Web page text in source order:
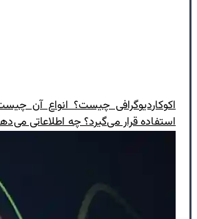
اکوکاردیوگرافی چیست؟ انواع آن
استفاده قرار می‌گیرد؟ چه اطلاعاتی